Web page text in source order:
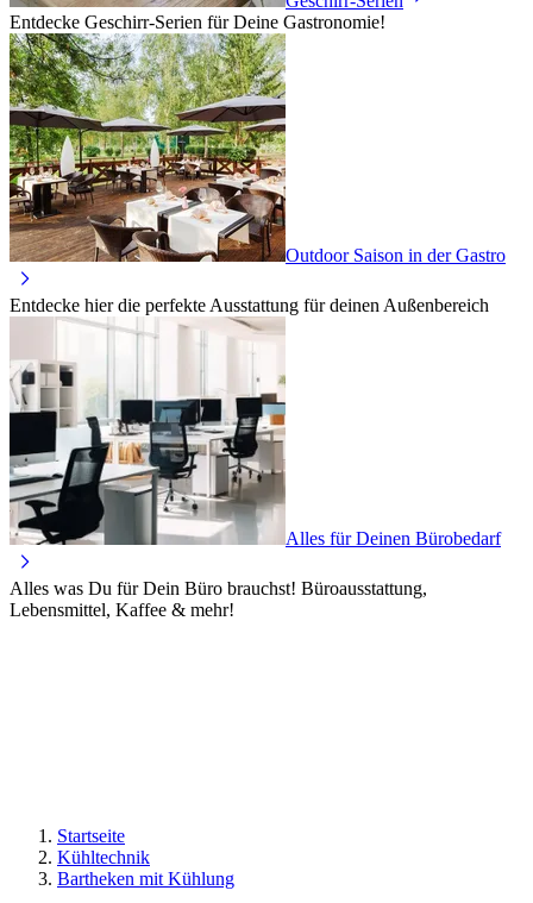
Entdecke Geschirr-Serien für Deine Gastronomie!
Outdoor Saison in der Gastro
Entdecke hier die perfekte Ausstattung für deinen Außenbereich
Alles für Deinen Bürobedarf
Alles was Du für Dein Büro brauchst! Büroausstattung,
Lebensmittel, Kaffee & mehr!
Startseite
Kühltechnik
Bartheken mit Kühlung